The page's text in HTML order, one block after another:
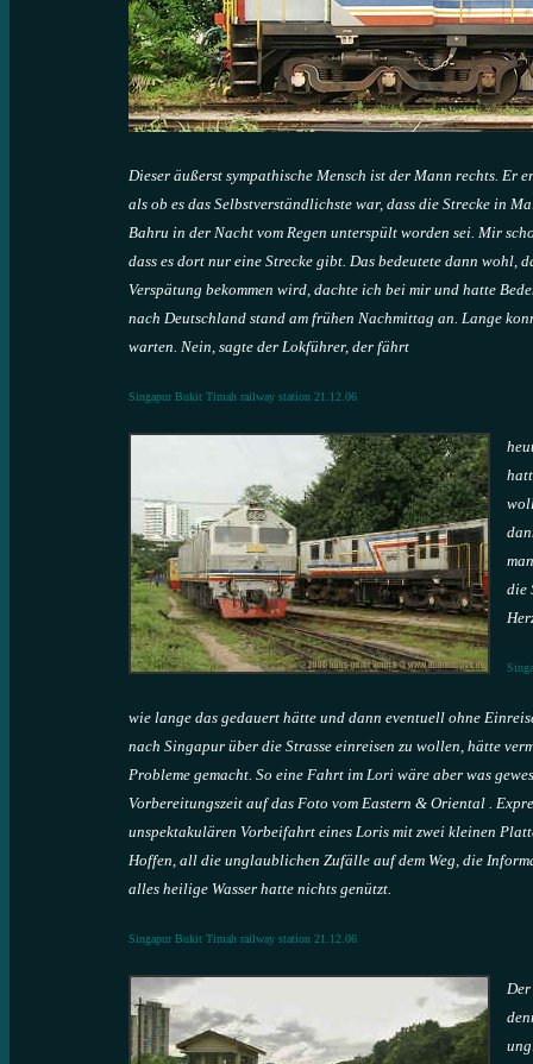
Dieser äußerst sympathische Mensch ist der Mann rechts. Er
als ob es das Selbstverständlichste war, dass die Strecke in
Bahru in der Nacht vom Regen unterspült worden sei. Mir
dass es dort nur eine Strecke gibt. Das bedeutete dann wohl,
Verspätung bekommen wird, dachte ich bei mir und hatte
nach Deutschland stand am frühen Nachmittag an. Lange
warten. Nein, sagte der Lokführer, der fährt
Singapur Bukit Timah railway station 21.12.06
die
wie lange das gedauert hätte und dann eventuell ohne
nach Singapur über die Strasse einreisen zu wollen, hätte
Probleme gemacht. So eine Fahrt im Lori wäre aber was
Vorbereitungszeit auf das Foto vom Eastern & Oriental .
unspektakulären Vorbeifahrt eines Loris mit zwei kleinen
Hoffen, all die unglaublichen Zufälle auf dem Weg, die
alles heilige Wasser hatte nichts genützt.
Singapur Bukit Timah railway station 21.12.06